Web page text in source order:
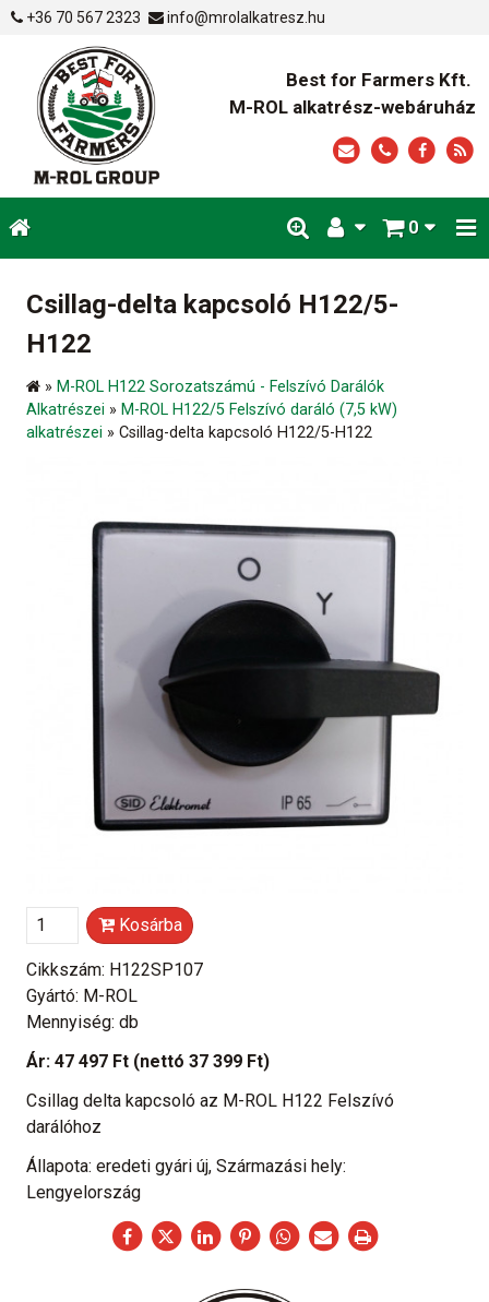
+36 70 567 2323 info@mrolalkatresz.hu
Best for Farmers Kft.
M-ROL alkatrész-webáruház
0
Csillag-delta kapcsoló H122/5-
H122
» M-ROL H122 Sorozatszámú - Felszívó Darálók
Alkatrészei » M-ROL H122/5 Felszívó daráló (7,5 kW)
alkatrészei » Csillag-delta kapcsoló H122/5-H122
Kosárba
Cikkszám: H122SP107
Gyártó: M-ROL
Mennyiség: db
Ár: 47 497 Ft (nettó 37 399 Ft)
Csillag delta kapcsoló az M-ROL H122 Felszívó
darálóhoz
Állapota: eredeti gyári új, Származási hely:
Lengyelország